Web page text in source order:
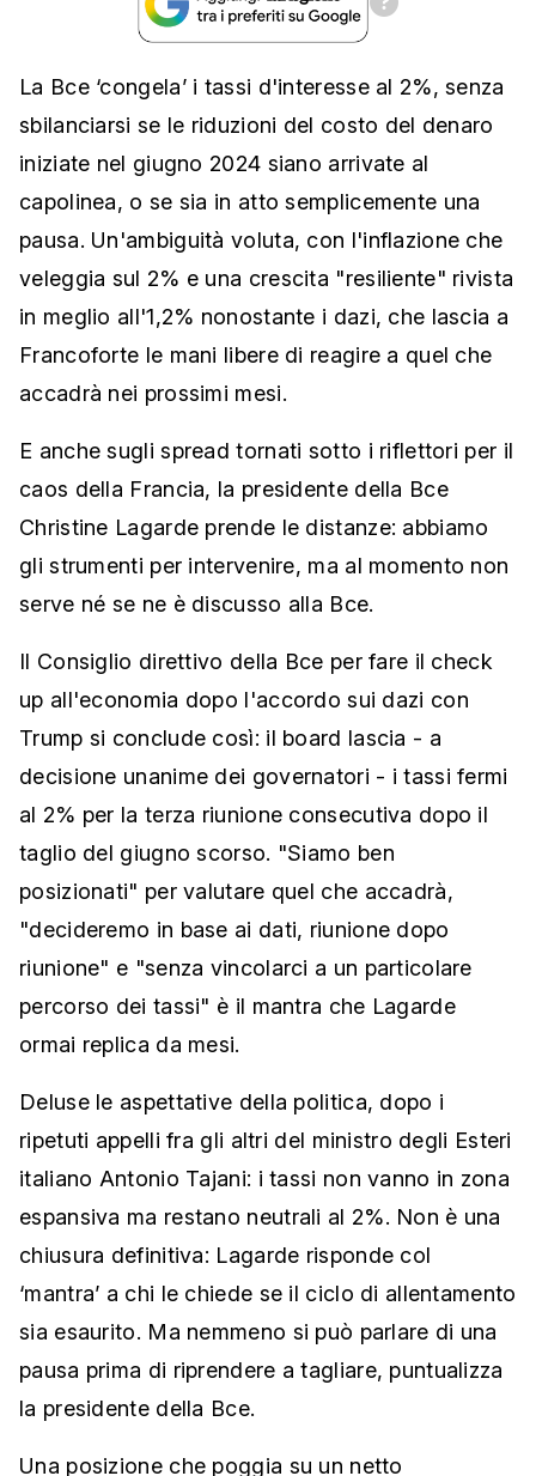
La Bce ‘congela’ i tassi d'interesse al 2%, senza
sbilanciarsi se le riduzioni del costo del denaro
iniziate nel giugno 2024 siano arrivate al
capolinea, o se sia in atto semplicemente una
pausa. Un'ambiguità voluta, con l'inflazione che
veleggia sul 2% e una crescita "resiliente" rivista
in meglio all'1,2% nonostante i dazi, che lascia a
Francoforte le mani libere di reagire a quel che
accadrà nei prossimi mesi.
E anche sugli spread tornati sotto i riflettori per il
caos della Francia, la presidente della Bce
Christine Lagarde prende le distanze: abbiamo
gli strumenti per intervenire, ma al momento non
serve né se ne è discusso alla Bce.
Il Consiglio direttivo della Bce per fare il check
up all'economia dopo l'accordo sui dazi con
Trump si conclude così: il board lascia - a
decisione unanime dei governatori - i tassi fermi
al 2% per la terza riunione consecutiva dopo il
taglio del giugno scorso. "Siamo ben
posizionati" per valutare quel che accadrà,
"decideremo in base ai dati, riunione dopo
riunione" e "senza vincolarci a un particolare
percorso dei tassi" è il mantra che Lagarde
ormai replica da mesi.
Deluse le aspettative della politica, dopo i
ripetuti appelli fra gli altri del ministro degli Esteri
italiano Antonio Tajani: i tassi non vanno in zona
espansiva ma restano neutrali al 2%. Non è una
chiusura definitiva: Lagarde risponde col
‘mantra’ a chi le chiede se il ciclo di allentamento
sia esaurito. Ma nemmeno si può parlare di una
pausa prima di riprendere a tagliare, puntualizza
la presidente della Bce.
Una posizione che poggia su un netto